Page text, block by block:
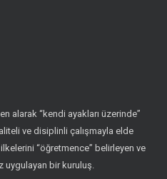
alarak “kendi ayakları üzerinde”
ve disiplinli çalışmayla elde
“öğretmence” belirleyen ve
uygulayan bir kuruluş.